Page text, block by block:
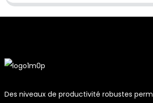
Des niveaux de productivité robustes